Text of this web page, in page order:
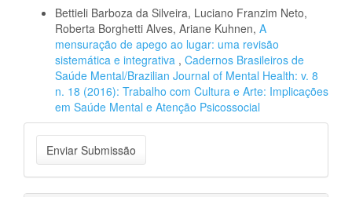
Bettieli Barboza da Silveira, Luciano Franzim Neto,
Roberta Borghetti Alves, Ariane Kuhnen, A
mensuração de apego ao lugar: uma revisão
sistemática e integrativa , Cadernos Brasileiros de
Saúde Mental/Brazilian Journal of Mental Health: v. 8
n. 18 (2016): Trabalho com Cultura e Arte: Implicações
em Saúde Mental e Atenção Psicossocial
Enviar
Submissão
Enviar Submissão